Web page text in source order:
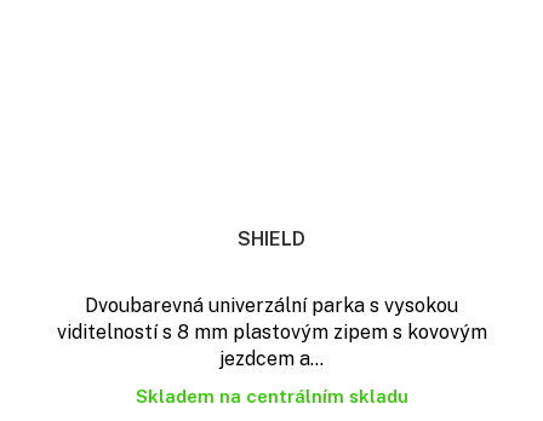
SHIELD
Dvoubarevná univerzální parka s vysokou
viditelností s 8 mm plastovým zipem s kovovým
jezdcem a...
Skladem na centrálním skladu